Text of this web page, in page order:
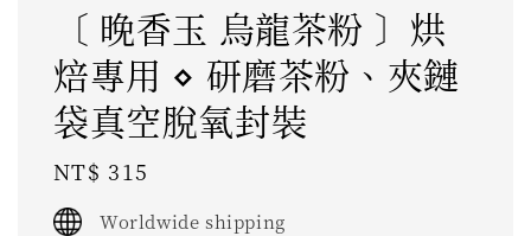
〔 晚香玉 烏龍茶粉 〕烘
焙專用 ⋄ 研磨茶粉、夾鏈
袋真空脫氧封裝
Regular
price
NT$ 315
Worldwide shipping